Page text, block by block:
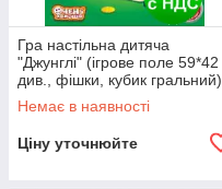
Гра настільна дитяча
"Джунглі" (ігрове поле 59*42
див., фішки, кубик гральний)
Немає в наявності
Ціну уточнюйте